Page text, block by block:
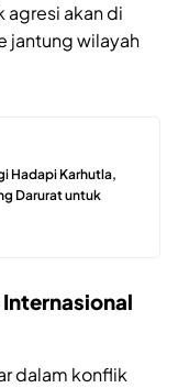
agresi akan di
jantung wilayah
Hadapi Karhutla,
Darurat untuk
dalam konflik